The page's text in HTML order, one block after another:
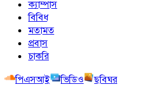
ক্যাম্পাস
বিবিধ
মতামত
প্রবাস
চাকরি
পিএসআই
ভিডিও
ছবিঘর